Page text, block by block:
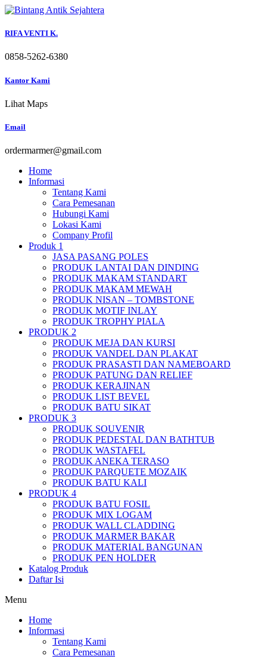
Skip
content
RIFA VENTI K.
0858-5262-6380
Kantor Kami
Lihat Maps
Email
ordermarmer@gmail.com
Home
Informasi
Tentang Kami
Cara Pemesanan
Hubungi Kami
Lokasi Kami
Company Profil
Produk 1
JASA PASANG POLES
PRODUK LANTAI DAN DINDING
PRODUK MAKAM STANDART
PRODUK MAKAM MEWAH
PRODUK NISAN – TOMBSTONE
PRODUK MOTIF INLAY
PRODUK TROPHY PIALA
PRODUK 2
PRODUK MEJA DAN KURSI
PRODUK VANDEL DAN PLAKAT
PRODUK PRASASTI DAN NAMEBOARD
PRODUK PATUNG DAN RELIEF
PRODUK KERAJINAN
PRODUK LIST BEVEL
PRODUK BATU SIKAT
PRODUK 3
PRODUK SOUVENIR
PRODUK PEDESTAL DAN BATHTUB
PRODUK WASTAFEL
PRODUK ANEKA TERASO
PRODUK PARQUETE MOZAIK
PRODUK BATU KALI
PRODUK 4
PRODUK BATU FOSIL
PRODUK MIX LOGAM
PRODUK WALL CLADDING
PRODUK MARMER BAKAR
PRODUK MATERIAL BANGUNAN
PRODUK PEN HOLDER
Katalog Produk
Daftar Isi
Menu
Home
Informasi
Tentang Kami
Cara Pemesanan